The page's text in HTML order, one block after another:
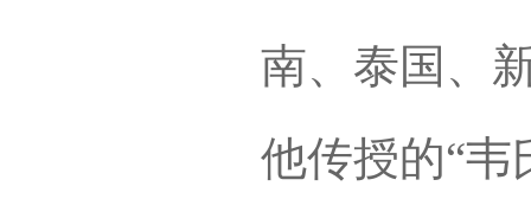
南、泰国、
他传授的“韦